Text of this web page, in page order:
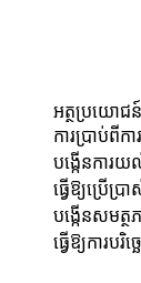
អត្ថប្រយោជន៍
ការប្រាប់ពី
បង្កើនការ
ធ្វើឱ្យប្រើ
បង្កើនសមត្
ធ្វើឱ្យការប